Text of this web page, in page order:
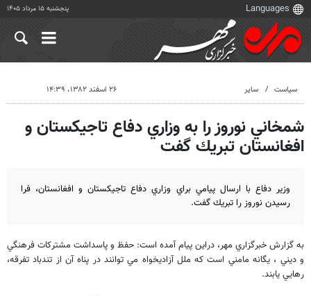
پنجشنبه ۱۵ مرداد ۱۴۰۵
سیاست سایر ۲۶ اسفند ۱۳۸۲، ۱۴:۳۹
شمخاني نوروز را به وزاري دفاع تاجيكستان و
افغانستان تبريك گفت
وزير دفاع با ارسال پيامي براي وزاري دفاع تاجيكستان و افغانستان، فرا
رسيدن نوروز را تبريك گفت.
به گزارش خبرگزاري مهر، دراين پيام آمده است: حفظ و پاسداشت مشتركات فرهنگي
و ديني ، يگانه مامني است كه ملل آزاديخواه مي توانند در پناه آن از تندباد تفرقه،
رهايي يابند.